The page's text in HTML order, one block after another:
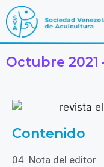
Octubre 2021
Contenido
04. Nota del editor